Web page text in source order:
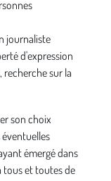
journaliste
d'expression
recherche sur la
son choix
émergé dans
tous et toutes de